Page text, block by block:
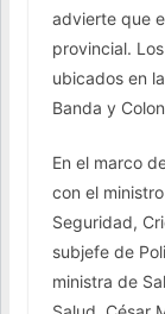
advierte que
provincial.
ubicados en
Banda y
En el marco
con el
Seguridad,
subjefe de
ministra de